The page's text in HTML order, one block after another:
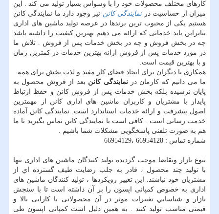
کارهای مختلف محصولات خود را با وسواس بسیار تولید می کند . این
میزان از حساسیت درنمایندگی کانن نیز وجود دارد ما نمایندگی کانن
هستیم یکی از محبوب ترین برندها در عرصه تولید ماشین های اداری
بنابراین باید خدماتی که ارائه می دهیم بهترین کیفیت را داشته باشد
چه در بخش فروش و چه در بخش خدمات پس از فروش . تلاش ما
در مورد خدمات پس از فروش ارائه بهترین خدمات در کمترین زمان
و با بهترین قیمت است.
همکاری با دیگران برای ایجاد فضای کار مفید و لذت بخش برای همه
ما می دانیم که کارمان درنمایندگی کانن بعد از فروش محصول به
پایان نرسیده بلکه بخش خدمات پس از فروش کانن و حفظ ارتباط
پایدار با مشتریان و کاربران ماشین های اداری کانن از مهمترین
اصول پیشرفت و ارائه خدمات استاندارد است. نمایندگی کانن آماده
خدمت رسانی است . کافی است با نمایندگی کانن تماس بگیرید تا ما
هم به صورت تلفنی پاسخگویی مشکلات شما باشیم .
شماره تماس : 66954128 ،66954129
تنوع بازار وتقاضا موجب گرديده توليد كنندگان ماشین های اداری تنها
با توليد چند محصول ، قادر به جلب رضايت طيف گسترده اي از
مشتريان خود نباشند. اين تغيير رويكردها ، توليد كنندگان ماشین های
اداری به خصوص کمپانی اپسون را بر آن داشته است تا با سنجش
بازار و شناسايي تغييرات موثر در آن محصولاتی با کارایی بالا و
قیمتی مناسب تولید کنند . به همين دليل است کمپانی اپسون طی